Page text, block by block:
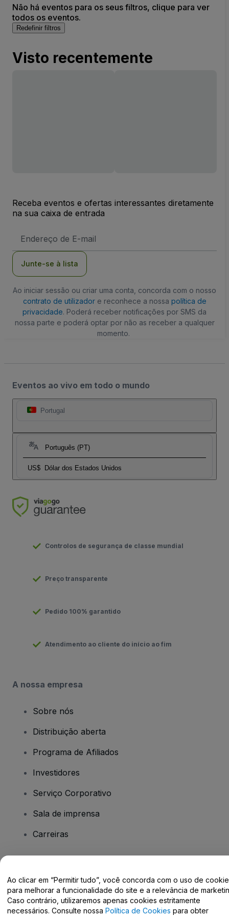
Não há eventos para os seus filtros, clique para ver
todos os eventos.
Redefinir filtros
Visto recentemente
Receba eventos e ofertas interessantes diretamente
na sua caixa de entrada
de
Junte-se à lista
Ao iniciar sessão ou criar uma conta, concorda com o nosso
contrato de utilizadore reconhece a nossa política de
privacidade. Poderá receber notificações por SMS da
nossa parte e poderá optar por não as receber a qualquer
momento.
Eventos ao vivo em todo o mundo
Portugal
Português (PT)
US$ Dólar dos Estados Unidos
Controlos de segurança de classe mundial
Preço transparente
Pedido 100% garantido
Atendimento ao cliente do início ao fim
A nossa empresa
Sobre nós
Distribuição aberta
Programa de Afiliados
Investidores
Serviço Corporativo
Sala de imprensa
Carreiras
Centro de Ajuda / Fale Conosco
Ao clicar em “Permitir tudo”, você concorda com o uso de
para melhorar a funcionalidade do site e a relevância de
Caso contrário, utilizaremos apenas cookies estritamente
necessários. Consulte nossa Política de Cookies para obter